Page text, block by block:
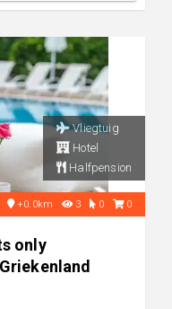
Vliegtuig
Hotel
Halfpension
+0.0km 3 0 0
only